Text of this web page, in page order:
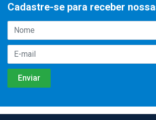
Cadastre-se para receber